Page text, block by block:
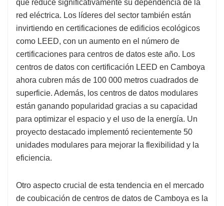
que reduce significativamente su dependencia de la
red eléctrica. Los líderes del sector también están
invirtiendo en certificaciones de edificios ecológicos
como LEED, con un aumento en el número de
certificaciones para centros de datos este año. Los
centros de datos con certificación LEED en Camboya
ahora cubren más de 100 000 metros cuadrados de
superficie. Además, los centros de datos modulares
están ganando popularidad gracias a su capacidad
para optimizar el espacio y el uso de la energía. Un
proyecto destacado implementó recientemente 50
unidades modulares para mejorar la flexibilidad y la
eficiencia.
Otro aspecto crucial de esta tendencia en el mercado
de coubicación de centros de datos de Camboya es la